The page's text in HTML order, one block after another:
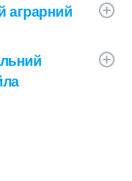
аграрний